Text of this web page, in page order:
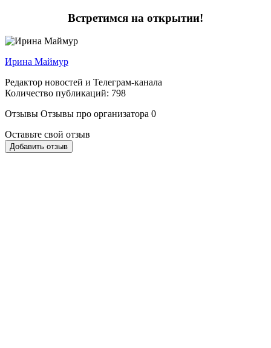
Встретимся на открытии!
Ирина Маймур
Редактор новостей и Телеграм-канала
Количество публикаций: 798
Отзывы Отзывы про организатора 0
Оставьте свой отзыв
Добавить отзыв